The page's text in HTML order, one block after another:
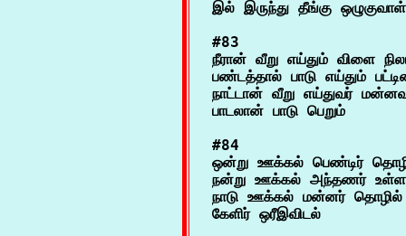
#83
நீரான் வீறு எய்தும் விளை
பண்டத்தால் பாடு எய்தும்
நாட்டான் வீறு எய்துவர்
#84
ஒன்று ஊக்கல் பெண்டிர்
நன்று ஊக்கல் அந்தணர்
நாடு ஊக்கல் மன்னர்